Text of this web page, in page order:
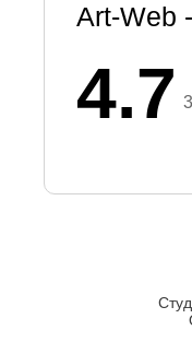
Art-Web
4.7